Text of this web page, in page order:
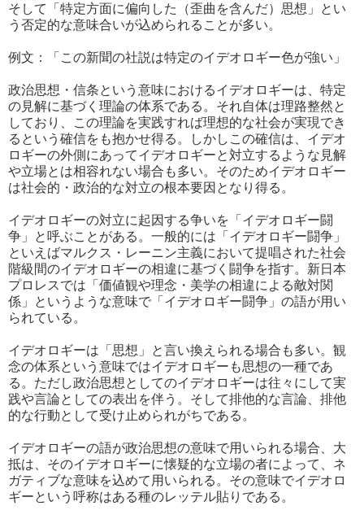
そして「特定方面に偏向した（歪曲を含んだ）思想」とい
う否定的な意味合いが込められることが多い。
例文：「この新聞の社説は特定のイデオロギー色が強い」
政治思想・信条という意味におけるイデオロギーは、特定
の見解に基づく理論の体系である。それ自体は理路整然と
しており、この理論を実践すれば理想的な社会が実現でき
るという確信をも抱かせ得る。しかしこの確信は、イデオ
ロギーの外側にあってイデオロギーと対立するような見解
や立場とは相容れない場合も多い。そのためイデオロギー
は社会的・政治的な対立の根本要因となり得る。
イデオロギーの対立に起因する争いを「イデオロギー闘
争」と呼ぶことがある。一般的には「イデオロギー闘争」
といえばマルクス・レーニン主義において提唱された社会
階級間のイデオロギーの相違に基づく闘争を指す。新日本
プロレスでは「価値観や理念・美学の相違による敵対関
係」というような意味で「イデオロギー闘争」の語が用い
られている。
イデオロギーは「思想」と言い換えられる場合も多い。観
念の体系という意味ではイデオロギーも思想の一種であ
る。ただし政治思想としてのイデオロギーは往々にして実
践や言論としての表出を伴う。そして排他的な言論、排他
的な行動として受け止められがちである。
イデオロギーの語が政治思想の意味で用いられる場合、大
抵は、そのイデオロギーに懐疑的な立場の者によって、ネ
ガティブな意味を込めて用いられる。その意味でイデオロ
ギーという呼称はある種のレッテル貼りである。